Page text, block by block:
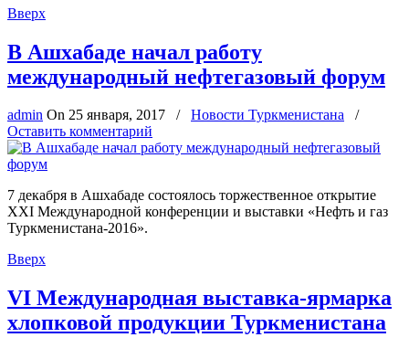
Вверх
В Ашхабаде начал работу
международный нефтегазовый форум
admin On 25 января, 2017 / Новости Туркменистана
/
Оставить комментарий
7 декабря в Ашхабаде состоялось торжественное открытие
XXI Международной конференции и выставки «Нефть и газ
Туркменистана-2016».
Вверх
VI Международная выставка-ярмарка
хлопковой продукции Туркменистана